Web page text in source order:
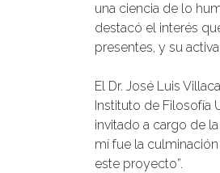
una ciencia de lo
destacó el interés
presentes, y su
El Dr. José Luis
Instituto de Filosofía
invitado a cargo de
mí fue la
este proyecto”.